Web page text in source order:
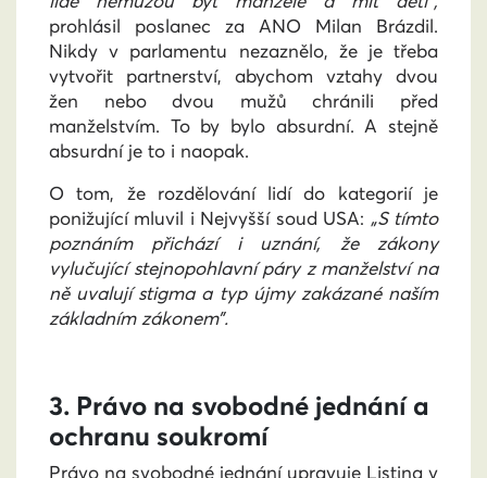
prohlásil poslanec za ANO Milan Brázdil.
Nikdy v parlamentu nezaznělo, že je třeba
vytvořit partnerství, abychom vztahy dvou
žen nebo dvou mužů chránili před
manželstvím. To by bylo absurdní. A stejně
absurdní je to i naopak.
O tom, že rozdělování lidí do kategorií je
ponižující mluvil i Nejvyšší soud USA: „S tímto
poznáním přichází i uznání, že zákony
vylučující stejnopohlavní páry z manželství na
ně uvalují stigma a typ újmy zakázané naším
základním zákonem”.
3. Právo na svobodné jednání a
ochranu soukromí
Právo na svobodné jednání upravuje Listina v